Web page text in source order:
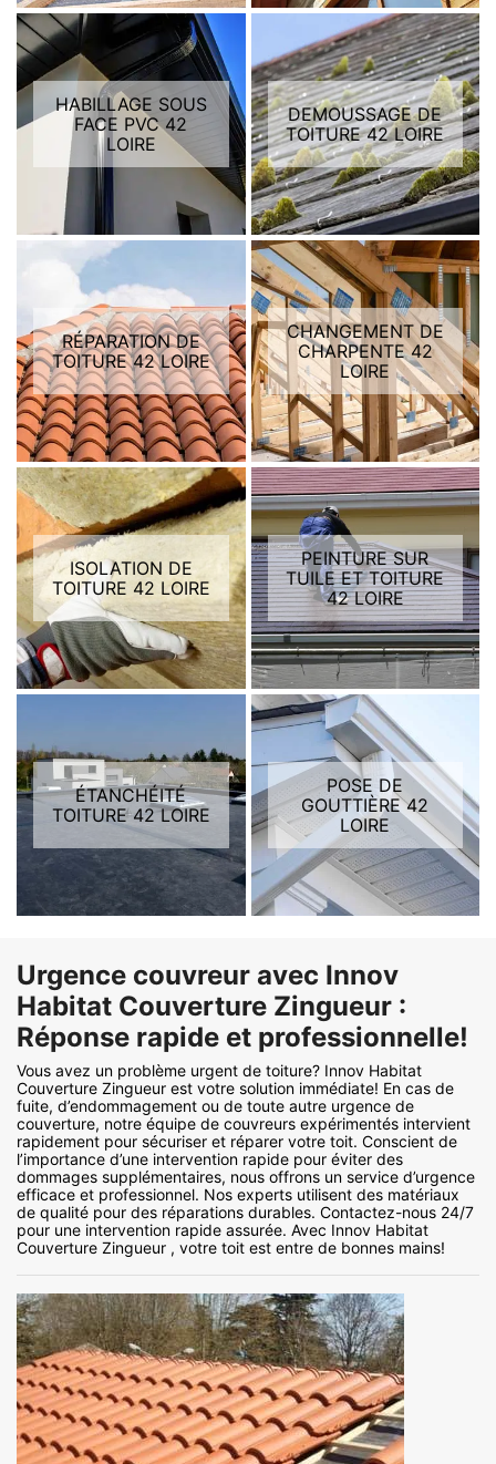
HABILLAGE SOUS
FACE PVC 42
LOIRE
DEMOUSSAGE DE
TOITURE 42 LOIRE
RÉPARATION DE
TOITURE 42 LOIRE
CHANGEMENT DE
CHARPENTE 42
LOIRE
ISOLATION DE
TOITURE 42 LOIRE
PEINTURE SUR
TUILE ET TOITURE
42 LOIRE
ÉTANCHÉITÉ
TOITURE 42 LOIRE
POSE DE
GOUTTIÈRE 42
LOIRE
Urgence couvreur avec Innov
Habitat Couverture Zingueur :
Réponse rapide et professionnelle!
Vous avez un problème urgent de toiture? Innov Habitat
Couverture Zingueur est votre solution immédiate! En cas de
fuite, d’endommagement ou de toute autre urgence de
couverture, notre équipe de couvreurs expérimentés intervient
rapidement pour sécuriser et réparer votre toit. Conscient de
l’importance d’une intervention rapide pour éviter des
dommages supplémentaires, nous offrons un service d’urgence
efficace et professionnel. Nos experts utilisent des matériaux
de qualité pour des réparations durables. Contactez-nous 24/7
pour une intervention rapide assurée. Avec Innov Habitat
Couverture Zingueur , votre toit est entre de bonnes mains!